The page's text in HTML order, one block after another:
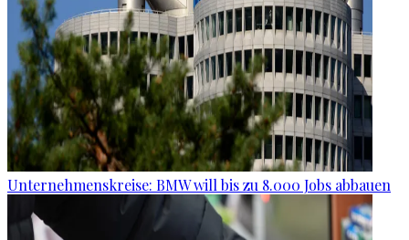
Unternehmenskreise: BMW will bis zu 8.000 Jobs abbauen